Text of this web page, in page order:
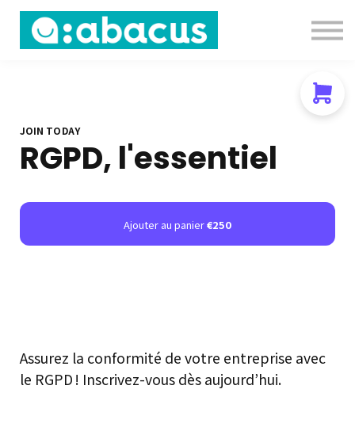
Nous contacter
About us
JOIN TODAY
RGPD, l'essentiel
Ajouter au panier€250
Assurez la conformité de votre entreprise avec
le RGPD ! Inscrivez-vous dès aujourd’hui.